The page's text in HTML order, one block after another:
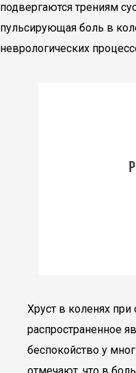
подвергаются трениям
пульсирующая боль в
неврологических
Хруст в коленях при
распространенное
беспокойство у